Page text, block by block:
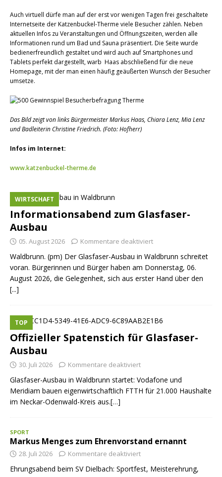
Auch virtuell dürfe man auf der erst vor wenigen Tagen frei geschaltete
Internetseite der Katzenbuckel-Therme viele Besucher zählen. Neben
aktuellen Infos zu Veranstaltungen und Öffnungszeiten, werden alle
Informationen rund um Bad und Sauna präsentiert. Die Seite wurde
bedienerfreundlich gestaltet und wird auch auf Smartphones und
Tablets perfekt dargestellt, warb Haas abschließend für die neue
Homepage, mit der man einen häufig geäußerten Wunsch der Besucher
umsetze.
Das Bild zeigt von links Bürgermeister Markus Haas, Chiara Lenz, Mia Lenz
und Badleiterin Christine Friedrich. (Foto: Hofherr)
Infos im Internet:
www.katzenbuckel-therme.de
Informationsabend zum Glasfaser-
Ausbau
WIRTSCHAFT
05. August 2026 Kommentare deaktiviert
Waldbrunn. (pm) Der Glasfaser-Ausbau in Waldbrunn schreitet
voran. Bürgerinnen und Bürger haben am Donnerstag, 06.
August 2026, die Gelegenheit, sich aus erster Hand über den
[...]
Offizieller Spatenstich für Glasfaser-
Ausbau
TOP
30. Juli 2026 Kommentare deaktiviert
Glasfaser-Ausbau in Waldbrunn startet: Vodafone und
Meridiam bauen eigenwirtschaftlich FTTH für 21.000 Haushalte
im Neckar-Odenwald-Kreis aus.[…]
SPORT
Markus Menges zum Ehrenvorstand ernannt
28. Juli 2026 Kommentare deaktiviert
Ehrungsabend beim SV Dielbach: Sportfest, Meisterehrung,